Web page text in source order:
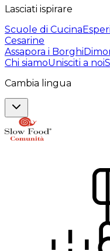
Lasciati ispirare
Scuole di Cucina
Cesarine
Assapora i Borghi
Chi siamoUnisciti a noi
Cambia lingua